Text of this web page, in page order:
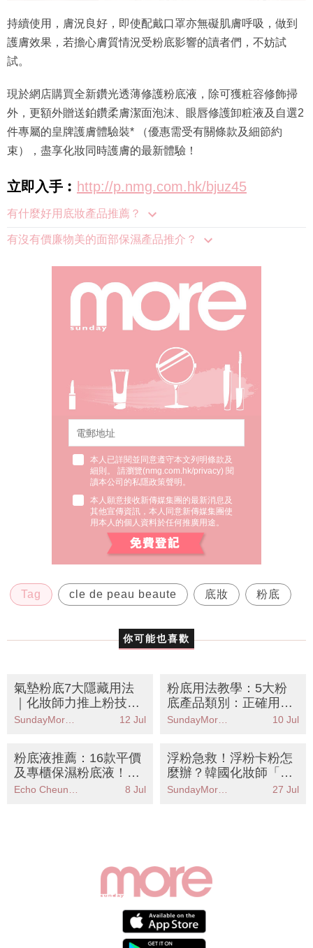
持續使用，膚況良好，即使配戴口罩亦無礙肌膚呼吸，做到
護膚效果，若擔心膚質情況受粉底影響的讀者們，不妨試
試。
現於網店購買全新鑽光透薄修護粉底液，除可獲粧容修飾掃
外，更額外贈送鉑鑽柔膚潔面泡沫、眼唇修護卸粧液及自選2
件專屬的皇牌護膚體驗裝* （優惠需受有關條款及細節約
束），盡享化妝同時護膚的最新體驗！
立即入手︰ http://p.nmg.com.hk/bjuz45
有什麼好用底妝產品推薦？
有沒有價廉物美的面部保濕產品推介？
本人已詳閱並同意遵守本文列明條款及
細則。 請瀏覽(nmg.com.hk/privacy) 閱
讀本公司的私隱政策聲明。
本人願意接收新傳媒集團的最新消息及
其他宣傳資訊，本人同意新傳媒集團使
用本人的個人資料於任何推廣用途。
Tag cle de peau beaute 底妝 粉底
你可能也喜歡
氣墊粉底7大隱藏用法
｜化妝師力推上粉技巧
造就透薄細緻原生肌！
SundayMore編輯部 12 Jul
粉底用法教學：5大粉
底產品類別：正確用法/
順序/步驟 打造持久底
SundayMore編輯部 10 Jul
粉底液推薦：16款平價
及專櫃保濕粉底液！附
編輯用後感分享
8 Jul
浮粉急救！浮粉卡粉怎
麼辦？韓國化妝師「脫
妝急救4步」還原無瑕27 Jul